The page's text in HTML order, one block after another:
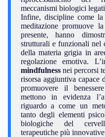
meccanismi biologici
Infine, discipline come la
meditazione promuove
presente, hanno
strutturali e funzionali nel
della materia grigia in
regolazione emotiva.
mindfulnessnei percorsi
risorsa aggiuntiva capace
promuovere il
mettono in evidenza
riguardo a come un
tanto degli elementi
biologiche del
terapeutiche più